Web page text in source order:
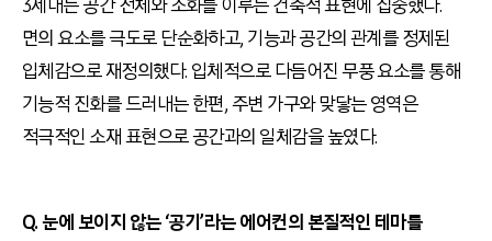
3세대는 공간 전체와 조화를 이루는 건축적 표현에 집중했다.
면의 요소를 극도로 단순화하고, 기능과 공간의 관계를 정제된
입체감으로 재정의했다. 입체적으로 다듬어진 무풍 요소를 통해
기능적 진화를 드러내는 한편, 주변 가구와 맞닿는 영역은
적극적인 소재 표현으로 공간과의 일체감을 높였다.
Q. 눈에 보이지 않는 ‘공기’라는 에어컨의 본질적인 테마를